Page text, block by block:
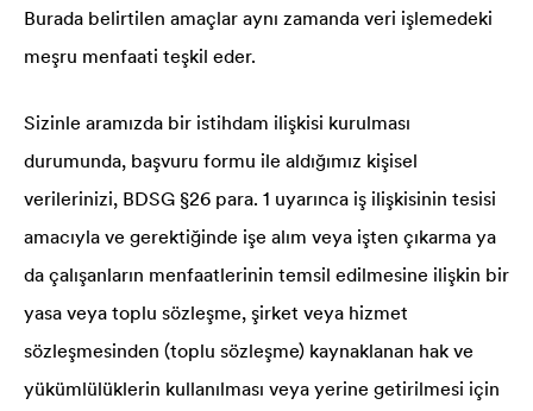
Burada belirtilen amaçlar aynı zamanda veri işlemedeki
meşru menfaati teşkil eder.
Sizinle aramızda bir istihdam ilişkisi kurulması
durumunda, başvuru formu ile aldığımız kişisel
verilerinizi, BDSG §26 para. 1 uyarınca iş ilişkisinin tesisi
amacıyla ve gerektiğinde işe alım veya işten çıkarma ya
da çalışanların menfaatlerinin temsil edilmesine ilişkin bir
yasa veya toplu sözleşme, şirket veya hizmet
sözleşmesinden (toplu sözleşme) kaynaklanan hak ve
yükümlülüklerin kullanılması veya yerine getirilmesi için